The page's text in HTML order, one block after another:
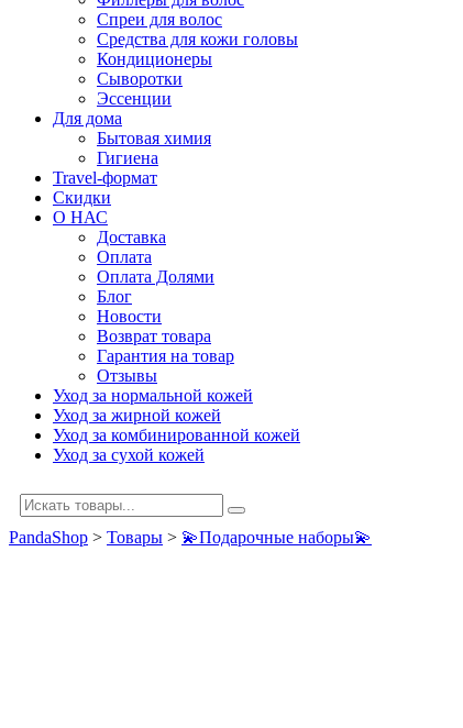
Спреи для волос
Средства для кожи головы
Кондиционеры
Сыворотки
Эссенции
Для дома
Бытовая химия
Гигиена
Travel-формат
Скидки
О НАС
Доставка
Оплата
Оплата Долями
Блог
Новости
Возврат товара
Гарантия на товар
Отзывы
Уход за нормальной кожей
Уход за жирной кожей
Уход за комбинированной кожей
Уход за сухой кожей
PandaShop > Товары > 💫Подарочные наборы💫